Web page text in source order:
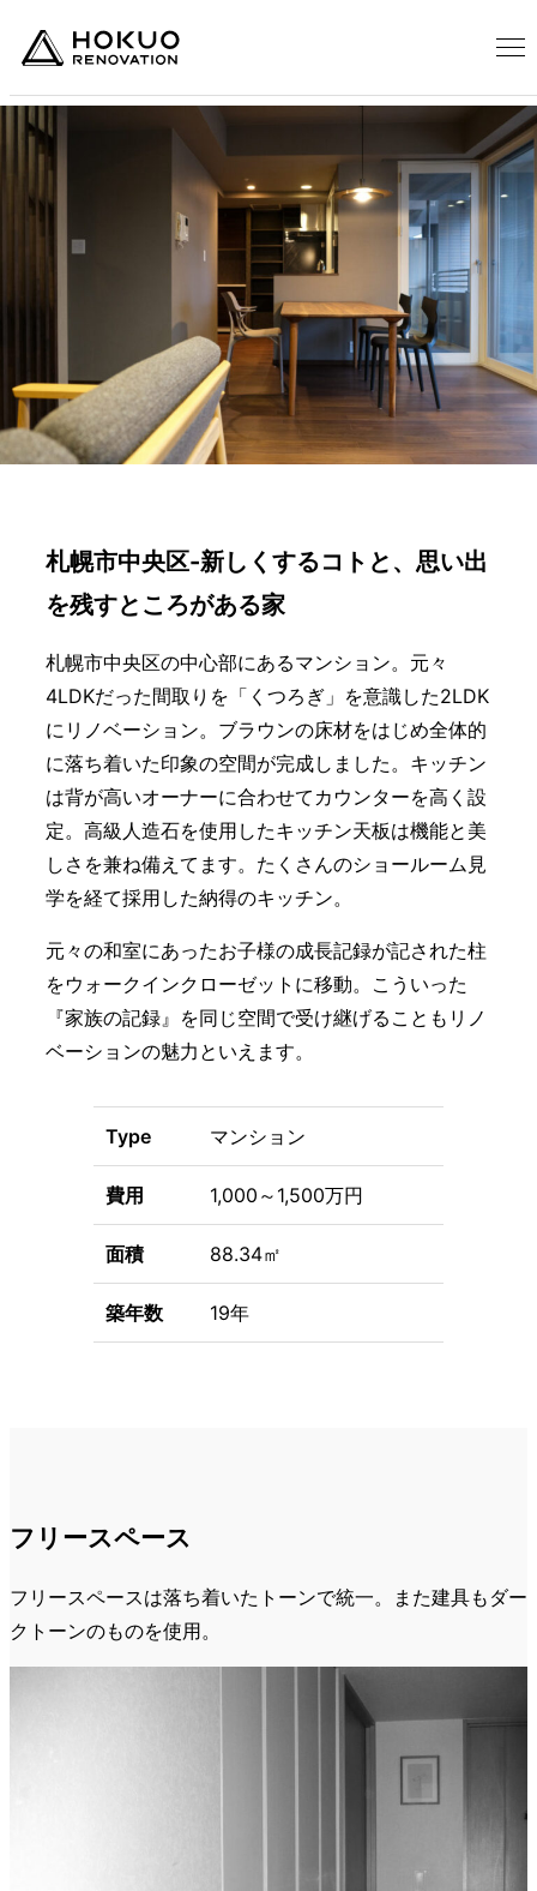
札幌市中央区-新しくするコトと、思い出
を残すところがある家
札幌市中央区の中心部にあるマンション。元々
4LDKだった間取りを「くつろぎ」を意識した2LDK
にリノベーション。ブラウンの床材をはじめ全体的
に落ち着いた印象の空間が完成しました。キッチン
は背が高いオーナーに合わせてカウンターを高く設
定。高級人造石を使用したキッチン天板は機能と美
しさを兼ね備えてます。たくさんのショールーム見
学を経て採用した納得のキッチン。
元々の和室にあったお子様の成長記録が記された柱
をウォークインクローゼットに移動。こういった
『家族の記録』を同じ空間で受け継げることもリノ
ベーションの魅力といえます。
Type マンション
費用 1,000～1,500万円
面積 88.34㎡
築年数 19年
フリースペース
フリースペースは落ち着いたトーンで統一。また建具もダー
クトーンのものを使用。